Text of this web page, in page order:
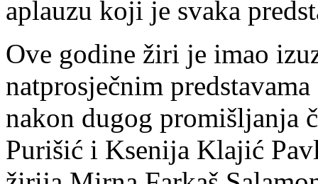
aplauzu koji je svaka
Ove godine žiri je imao
natprosječnim
nakon dugog promišljanja
Purišić i Ksenija Klajić